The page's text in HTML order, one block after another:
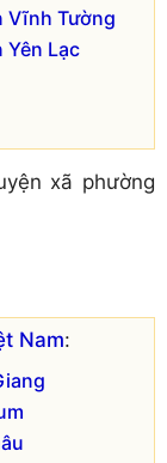
Vĩnh Tường
Yên Lạc
xã phường
Nam: